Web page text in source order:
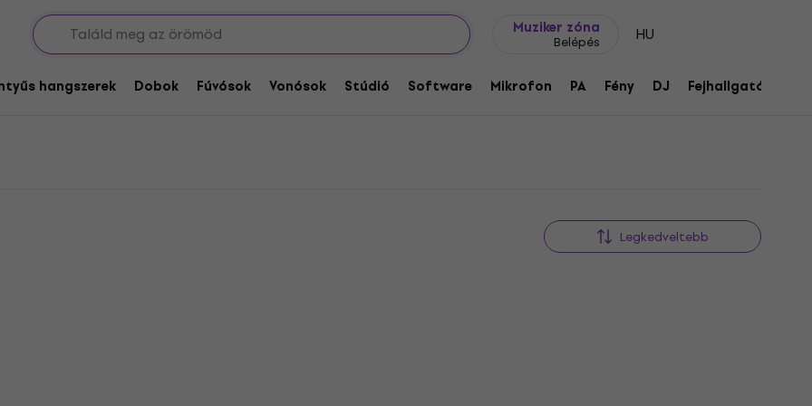
Muziker zóna
Belépés HU
hangszerek Dobok Fúvósok Vonósok Stúdió Software Mikrofon PA Fény DJ Fejhallgató
Legkedveltebb